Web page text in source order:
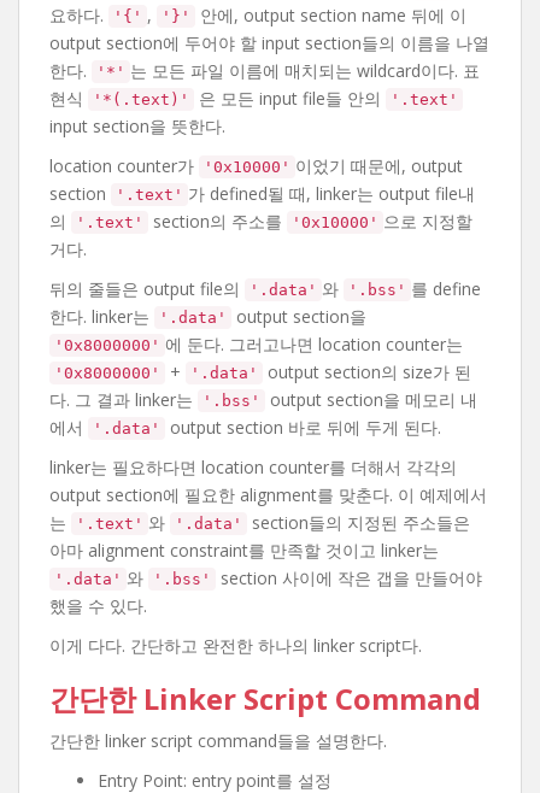
요하다.
'{' , '}'
안에, output section name 뒤에 이
output section에 두어야 할 input section들의 이름을 나열
한다.
'*' 는 모든 파일 이름에 매치되는 wildcard이다. 표
현식
'*(.text)' 은 모든 input file들 안의 '.text'
input section을 뜻한다.
location counter가
'0x10000' 이었기 때문에, output
section
'.text' 가 defined될 때, linker는 output file내
의
'.text' section의 주소를 '0x10000' 으로 지정할
거다.
뒤의 줄들은 output file의
'.data' 와 '.bss' 를 define
한다. linker는
'.data' output section을
'0x8000000' 에 둔다. 그러고나면 location counter는
'0x8000000' + '.data'
output section의 size가 된
다. 그 결과 linker는
'.bss'
output section을 메모리 내
에서
'.data'
output section 바로 뒤에 두게 된다.
linker는 필요하다면 location counter를 더해서 각각의
output section에 필요한 alignment를 맞춘다. 이 예제에서
는
'.text' 와 '.data'
section들의 지정된 주소들은
아마 alignment constraint를 만족할 것이고 linker는
'.data' 와 '.bss'
section 사이에 작은 갭을 만들어야
했을 수 있다.
이게 다다. 간단하고 완전한 하나의 linker script다.
간단한 Linker Script Command
간단한 linker script command들을 설명한다.
Entry Point: entry point를 설정